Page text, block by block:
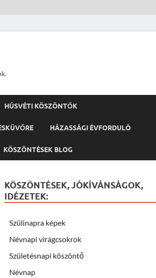
HÚSVÉTI KÖSZÖNTŐK
HÁZASSÁGI ÉVFORDULÓ
KÖSZÖNTÉSEK BLOG
KÖSZÖNTÉSEK, JÓKÍVÁNSÁGOK,
IDÉZETEK:
Szülinapra képek
Névnapi virágcsokrok
Születésnapi köszöntő
Névnap